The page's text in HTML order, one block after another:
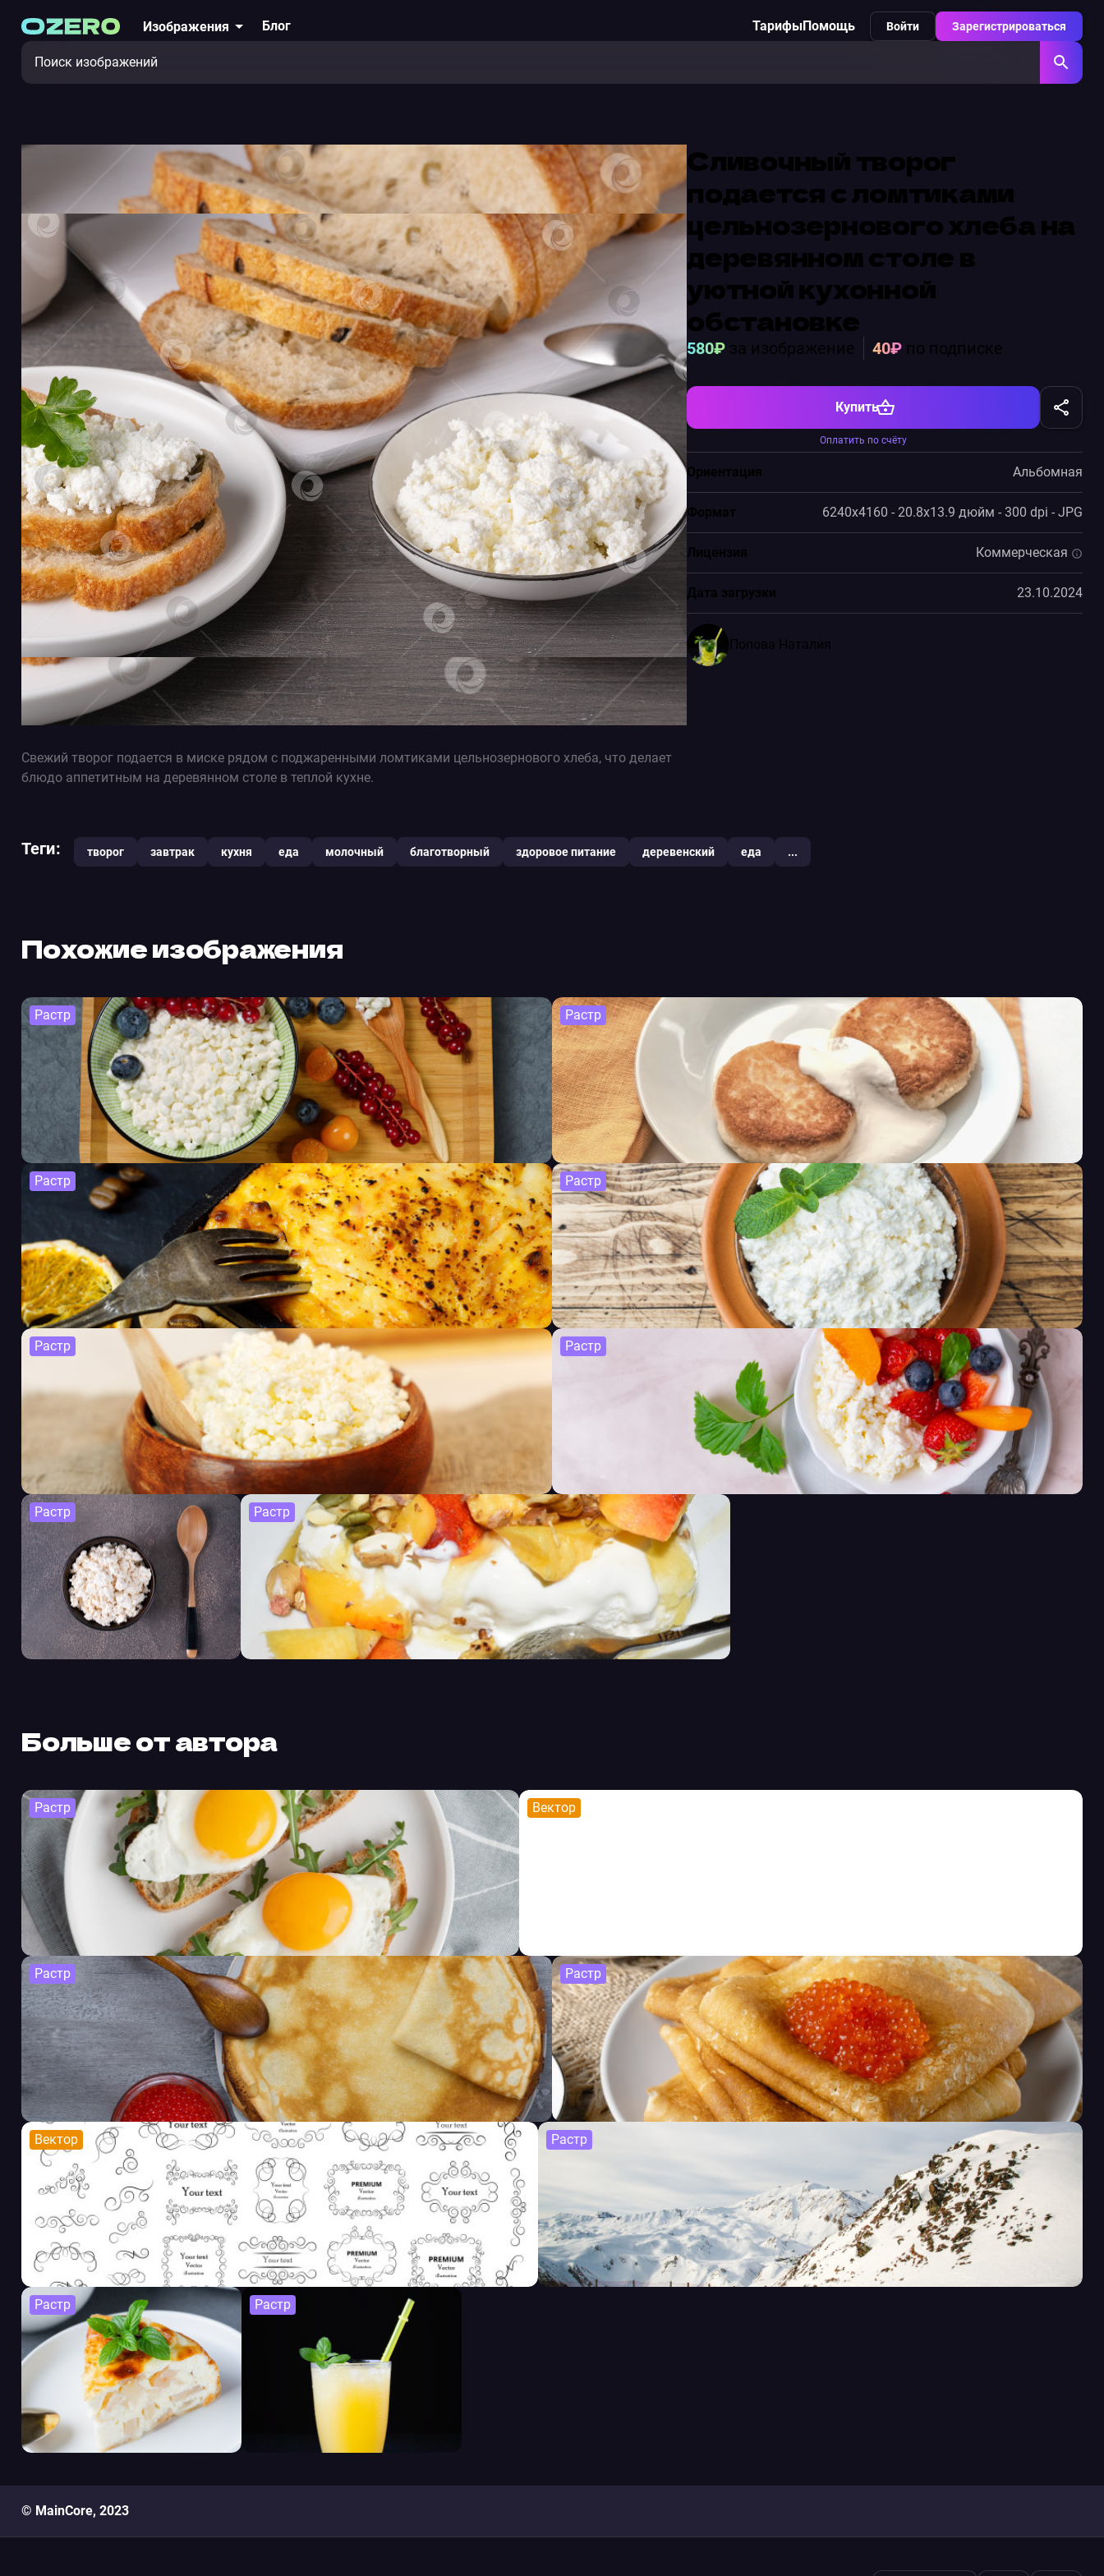
Изображения Блог ТарифыПомощь Войти Зарегистрироваться
Сливочный творог
подается с ломтиками
цельнозернового хлеба на
деревянном столе в
уютной кухонной
обстановке
580₽ за изображение 40₽ по подписке
Купить
Оплатить по счёту
Ориентация Альбомная
Формат 6240x4160 - 20.8x13.9 дюйм - 300 dpi - JPG
Лицензия Коммерческая
Дата загрузки 23.10.2024
Попова Наталия
Свежий творог подается в миске рядом с поджаренными ломтиками цельнозернового хлеба, что делает
блюдо аппетитным на деревянном столе в теплой кухне.
Теги: творог завтрак кухня еда молочный благотворный здоровое питание деревенский еда ...
Похожие изображения
Растр Растр
Растр Растр
Растр Растр
Растр Растр
Больше от автора
Растр Вектор
Растр Растр
Вектор Растр
Растр Растр
© MainCore, 2023